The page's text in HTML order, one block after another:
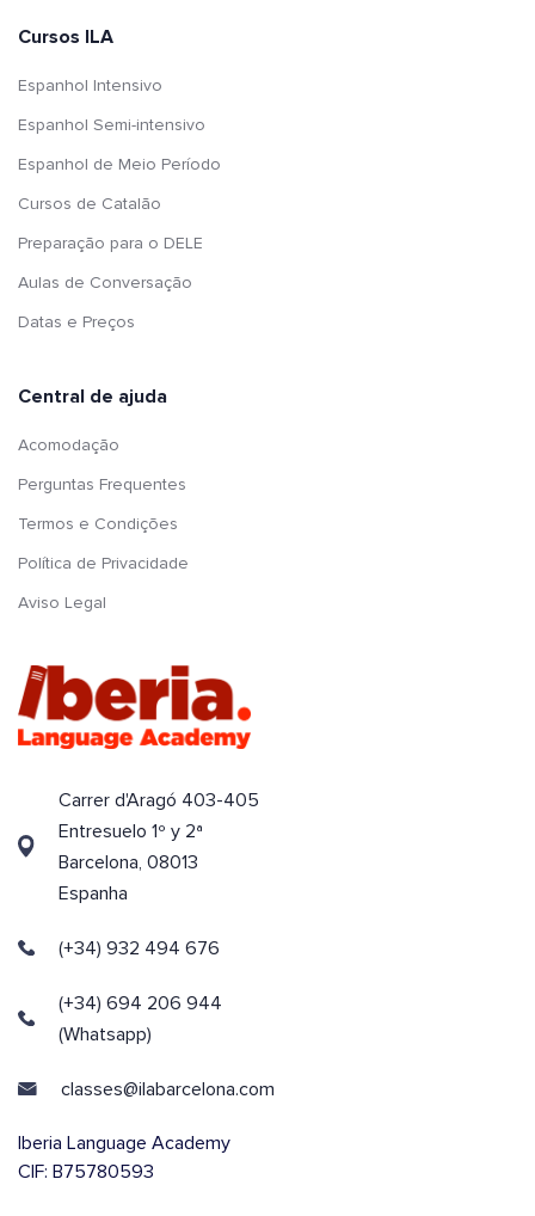
Cursos ILA
Espanhol Intensivo
Espanhol Semi-intensivo
Espanhol de Meio Período
Cursos de Catalão
Preparação para o DELE
Aulas de Conversação
Datas e Preços
Central de ajuda
Acomodação
Perguntas Frequentes
Termos e Condições
Política de Privacidade
Aviso Legal
Carrer d'Aragó 403-405
Entresuelo 1º y 2ª
Barcelona, 08013
Espanha
(+34) 932 494 676
(+34) 694 206 944
(Whatsapp)
classes@ilabarcelona.com
Iberia Language Academy
CIF: B75780593